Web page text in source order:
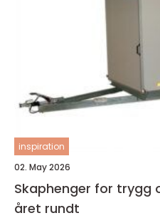
inspiration
02. May 2026
Skaphenger for trygg
året rundt